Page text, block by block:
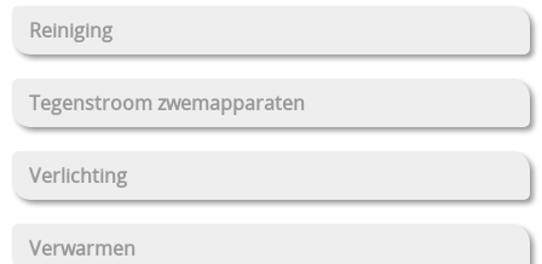
Reiniging
Tegenstroom zwemapparaten
Verlichting
Verwarmen